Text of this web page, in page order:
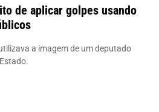
de aplicar golpes usando
a imagem de um deputado